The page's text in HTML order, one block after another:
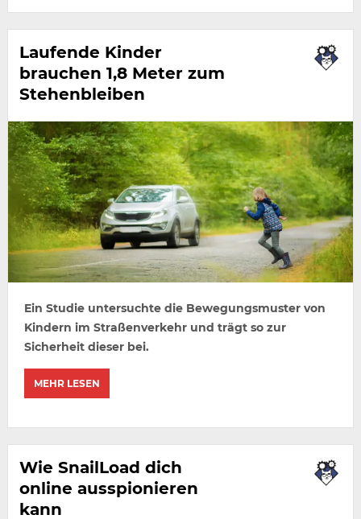
Laufende Kinder
brauchen 1,8 Meter zum
Stehenbleiben
Ein Studie untersuchte die Bewegungsmuster von
Kindern im Straßenverkehr und trägt so zur
Sicherheit dieser bei.
MEHR LESEN
Wie SnailLoad dich
online ausspionieren
kann